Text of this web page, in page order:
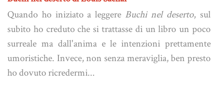
Quando ho iniziato a leggere Buchi nel deserto, sul
subito ho creduto che si trattasse di un libro un poco
surreale ma dall'anima e le intenzioni prettamente
umoristiche. Invece, non senza meraviglia, ben presto
ho dovuto ricredermi...